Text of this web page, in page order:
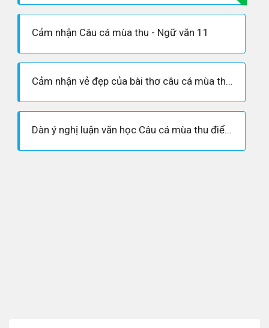
Cảm nhận Câu cá mùa thu - Ngữ văn 11
Cảm nhận vẻ đẹp của bài thơ câu cá mùa thu- tác giả Nguyễn Khuyến
Dàn ý nghị luận văn học Câu cá mùa thu điểm cao